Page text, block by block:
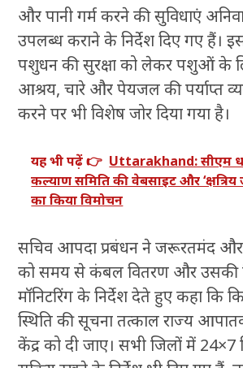
और पानी गर्म करने की सुविधाएं
उपलब्ध कराने के निर्देश दिए गए हैं।
पशुधन की सुरक्षा को लेकर पशुओं के
आश्रय, चारे और पेयजल की पर्याप्त
करने पर भी विशेष जोर दिया गया है।
यह भी पढ़ें 👉 Uttarakhand: सीएम
कल्याण समिति की वेबसाइट और ‘क्षत्रिय
का किया विमोचन
सचिव आपदा प्रबंधन ने जरूरतमंद
को समय से कंबल वितरण और उसकी
मॉनिटरिंग के निर्देश देते हुए कहा कि
स्थिति की सूचना तत्काल राज्य
केंद्र को दी जाए। सभी जिलों में 24×7